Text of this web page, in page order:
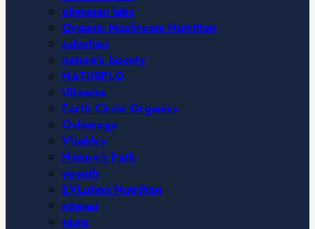
olympian labs
Organic Mushroom Nutrition
scivation
nature’s bounty
NATURELO
Ultamins
Earth Circle Organics
Oslomega
Vitables
Nature’s Path
yeouth
EVLution Nutrition
кремы
тело